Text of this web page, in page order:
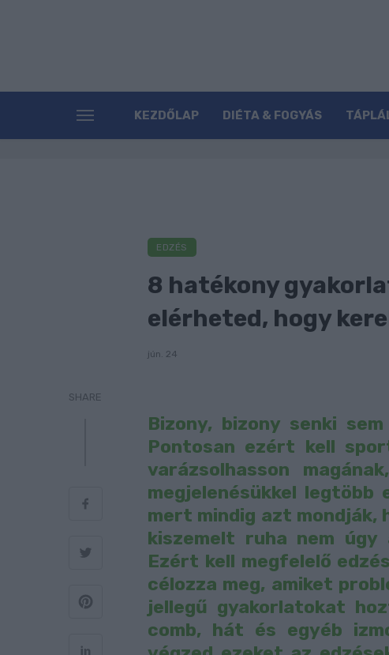
KEZDŐLAP DIÉTA & FOGYÁS
EDZÉS
8 hatékony
elérheted, hogy
jún. 24
SHARE
Bizony, bizony senki
Pontosan ezért kell
varázsolhasson
megjelenésükkel
mert mindig azt mondják,
kiszemelt ruha nem
Ezért kell megfelelő
célozza meg, amiket
jellegű gyakorlatokat
comb, hát és egyéb